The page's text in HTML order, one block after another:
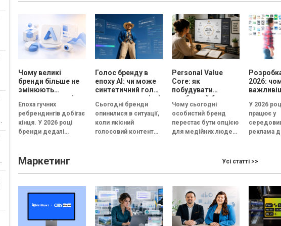
результату....
Чому великі
бренди більше не
змінюють
логотипи кожні
три роки
Епоха гучних
ребрендингів добігає
кінця. У 2026 році
бренди дедалі
впізнавані
елементи,...
Голос бренду в
епоху АІ: чи може
синтетичний голос
передати емоцію і
довіру, або всі
бренди незабаром
звучатимуть
однаково?
Сьогодні бренди
опинилися в ситуації,
коли якісний
голосовий контент
паузи та...
Personal Value
Core: як
побудувати
особистий бренд,
який працює на
вибір, довіру і
статус
Чому сьогодні
особистий бренд
перестає бути опцією
для медійних людей і
довіри та особистого
2026:
У 2026
працює у
реклама
Маркетинг Усі статті >>